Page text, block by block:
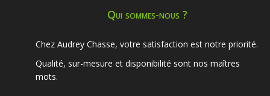
Qui sommes-nous ?
Chez Audrey Chasse, votre satisfaction est notre priorité.
Qualité, sur-mesure et disponibilité sont nos maîtres
mots.